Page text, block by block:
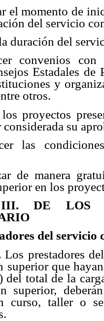
el momento de
del servicio
duración del
convenios
Estadales
y
otros.
proyectos
considerada su
las
de manera
en los
DE LOS
del
Los prestadores
superior que
del total de la
superior,
curso, taller o